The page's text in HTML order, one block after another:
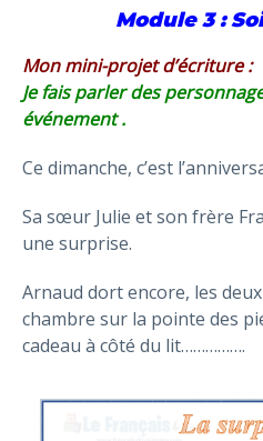
Module 3 :
Mon mini-projet d’écriture :
Je fais parler des
événement .
Ce dimanche, c’est
Sa sœur Julie et son frère
une surprise.
Arnaud dort encore, les
chambre sur la pointe des
cadeau à côté du lit…………….